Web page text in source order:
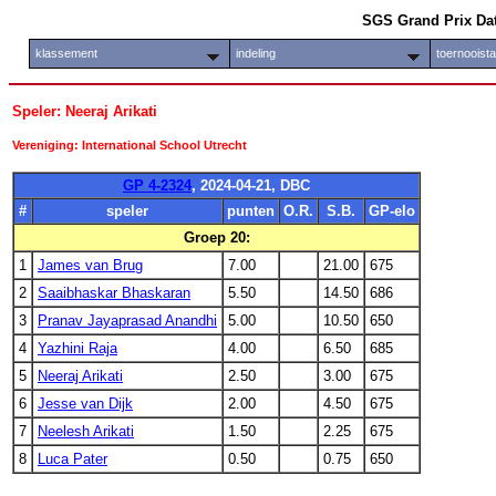
SGS Grand Prix
klassement indeling
Speler: Neeraj Arikati
Vereniging: International School Utrecht
GP 4-2324, 2024-04-21, DBC
#
speler punten O.R. S.B.
GP-elo
Groep 20:
1
James van Brug 7.00 21.00
675
2
Saaibhaskar Bhaskaran 5.50 14.50
686
3
Pranav Jayaprasad Anandhi 5.00 10.50
650
4
Yazhini Raja 4.00 6.50
685
5
Neeraj Arikati 2.50 3.00
675
6
Jesse van Dijk 2.00 4.50
675
7
Neelesh Arikati 1.50 2.25
675
8
Luca Pater 0.50 0.75 650